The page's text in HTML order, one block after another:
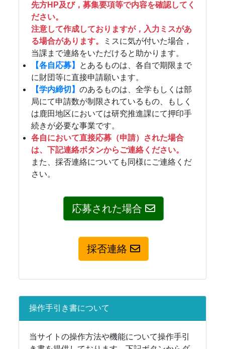
先方HP及び，募集要項等で内容を確認してく
ださい。
注意して作成しておりますが，入力ミスがあ
る場合があります。
ミスに気が付いた場合，
当課まで連絡をいただけると助かります。
【各自応募】 とあるものは、各自で期限まで
に財団等に直接申請願います。
【学内締切】のあるものは、全学もしくは部
局にて申請数が制限されているもの、もしく
は鹿田地区においては研究推進課にて押印手
続きが必要な事業です。
各自において直接応募（申請）された場合
は、下記連絡ボタンからご連絡ください。
また、採否連絡についても同様にご連絡くだ
さい。
応募された場合
採否連絡
操作手引き書について
当サイトの操作方法や機能について操作手引